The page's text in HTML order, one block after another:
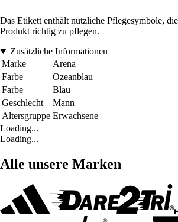
Das Etikett enthält nützliche Pflegesymbole,
Produkt richtig zu pflegen.
Zusätzliche Informationen
Marke
Arena
Farbe
Ozeanblau
Farbe
Blau
Geschlecht
Mann
Altersgruppe Erwachsene
Loading...
Loading...
Alle unsere Marken